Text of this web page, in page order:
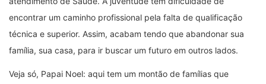
encontrar um caminho profissional pela falta de qualificação
técnica e superior. Assim, acabam tendo que abandonar sua
família, sua casa, para ir buscar um futuro em outros lados.
Veja só, Papai Noel: aqui tem um montão de famílias que